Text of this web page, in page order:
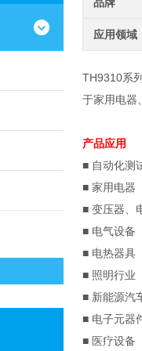
应用领域
TH9310系
于家用电器
产品应用
■ 自动化测
■ 家用电器
■ 变压器、
■ 电气设备
■ 电热器具
■ 照明行业
■ 新能源汽
■ 电子元器
■ 医疗设备